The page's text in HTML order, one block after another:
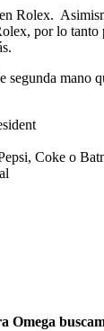
Rolex.
por lo tanto
segunda mano
Coke o
Omega